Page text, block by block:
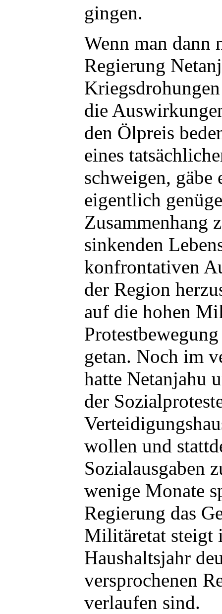
gingen.
Wenn man dann
Regierung
die
den Ölpreis
eines
schweigen, gäbe
eigentlich
Zusammenhang
sinkenden
konfrontativen
der Region
auf die hohen
getan. Noch im
hatte Netanjahu
der
wollen und
Sozialausgaben
wenige Monate
Regierung das
Militäretat steigt
Haushaltsjahr
versprochenen
verlaufen sind.